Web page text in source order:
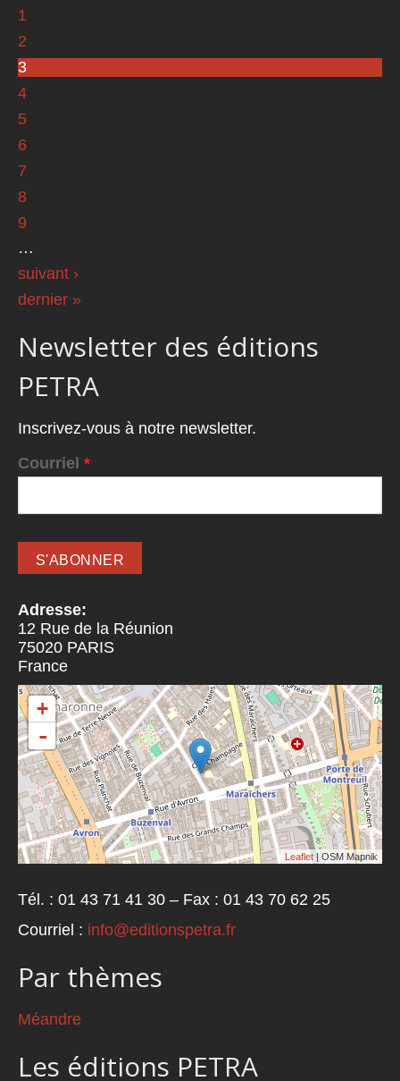
1
2
3
4
5
6
7
8
9
…
suivant ›
dernier »
Newsletter des éditions
PETRA
Inscrivez-vous à notre newsletter.
Courriel *
Adresse:
12 Rue de la Réunion
75020 PARIS
France
+
-
Leaflet | OSM Mapnik
Tél. : 01 43 71 41 30 – Fax : 01 43 70 62 25
Courriel : info@editionspetra.fr
Par thèmes
Méandre
Les éditions PETRA